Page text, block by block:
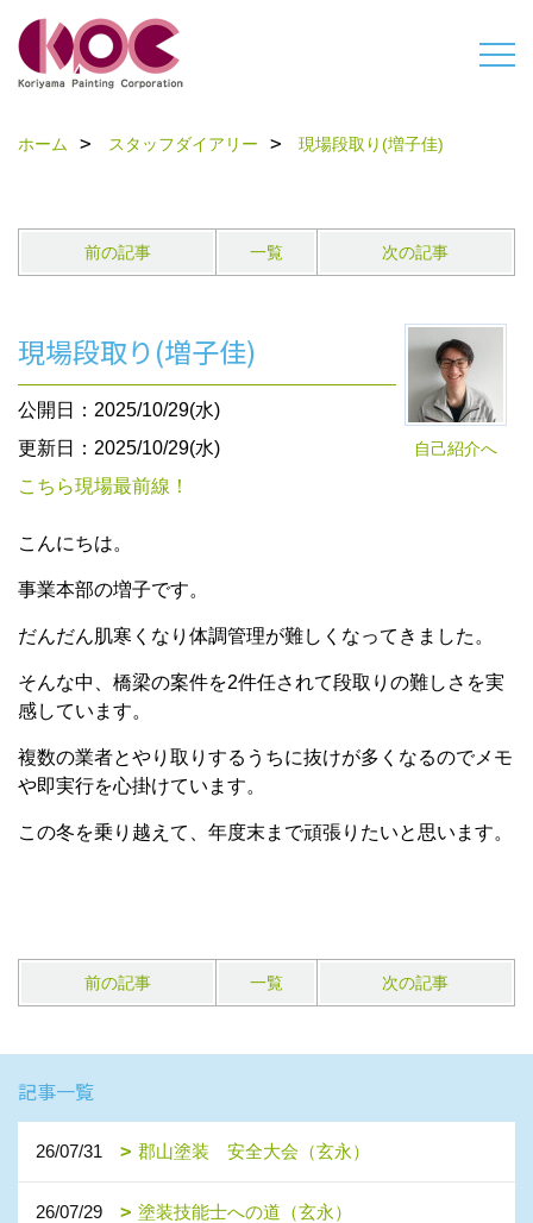
ホーム スタッフダイアリー 現場段取り(増子佳)
前の記事 一覧 次の記事
自己紹介へ
現場段取り(増子佳)
公開日：2025/10/29(水)
更新日：2025/10/29(水)
こちら現場最前線！
こんにちは。
事業本部の増子です。
だんだん肌寒くなり体調管理が難しくなってきました。
そんな中、橋梁の案件を2件任されて段取りの難しさを実
感しています。
複数の業者とやり取りするうちに抜けが多くなるのでメモ
や即実行を心掛けています。
この冬を乗り越えて、年度末まで頑張りたいと思います。
前の記事 一覧 次の記事
記事一覧
26/07/31 郡山塗装 安全大会（玄永）
26/07/29 塗装技能士への道（玄永）